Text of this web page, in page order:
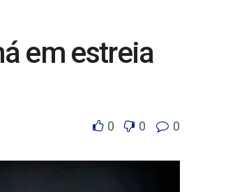
em estreia
0 0 0